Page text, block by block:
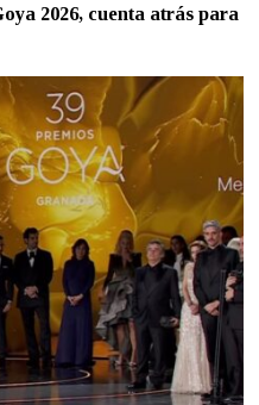
2026, cuenta atrás para